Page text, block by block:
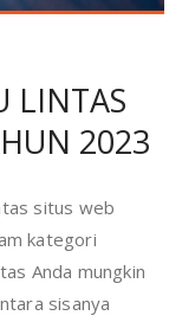
LINTAS
2023
situs web
kategori
Anda mungkin
sisanya